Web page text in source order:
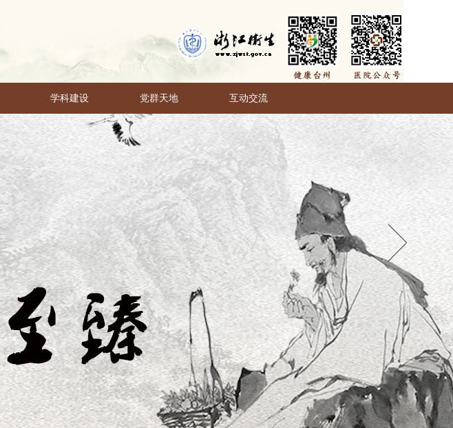
学科建设 党群天地 互动交流